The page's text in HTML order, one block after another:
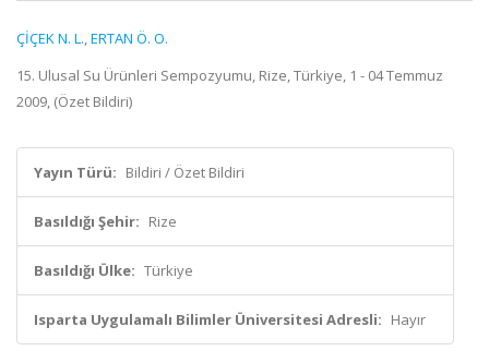
ÇİÇEK N. L.,ERTAN Ö. O.
15. Ulusal Su Ürünleri Sempozyumu, Rize, Türkiye, 1 - 04 Temmuz
2009, (Özet Bildiri)
Yayın Türü: Bildiri / Özet Bildiri
Basıldığı Şehir: Rize
Basıldığı Ülke: Türkiye
Isparta Uygulamalı Bilimler Üniversitesi Adresli: Hayır